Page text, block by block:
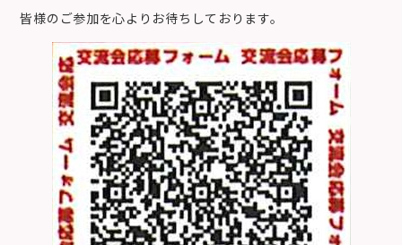
皆様のご参加を心よりお待ちしております。